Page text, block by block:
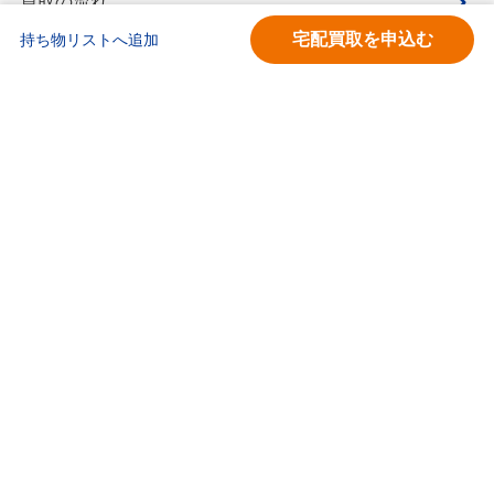
持ち物リストへ追加 宅配買取を申込む